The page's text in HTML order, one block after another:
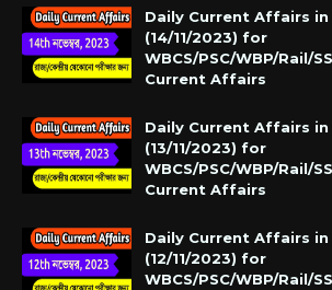
Daily Current Affairs in
(14/11/2023) for
WBCS/PSC/WBP/Rail/
Current Affairs
Daily Current Affairs in
(13/11/2023) for
WBCS/PSC/WBP/Rail/
Current Affairs
Daily Current Affairs in
(12/11/2023) for
WBCS/PSC/WBP/Rail/